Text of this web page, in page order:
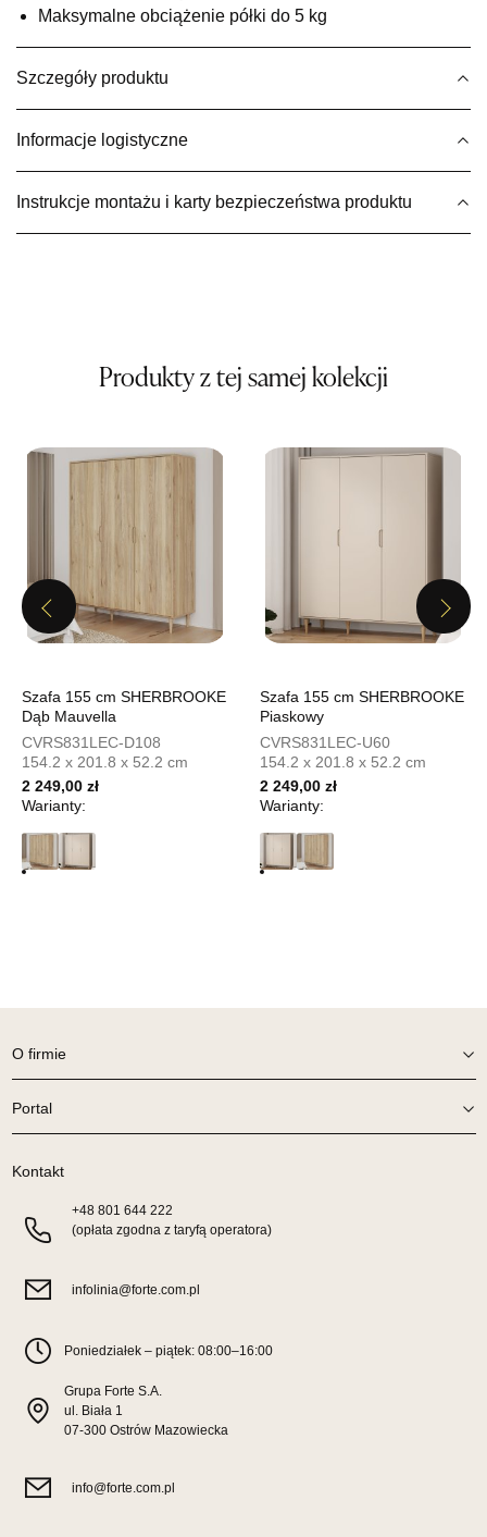
SALON MEBLOWY MEBLOSTYL
UL.PIONIERÓW 44
Adres e-mail:meblostyl01@op.pl
Salon meblowy
Nr tel.67-3873822
Adres e-mail:
orion@wphw.pl
Godziny otwarcia
1 849,00 zł
Wybierz
UL.DWORCOWA 4
83-340 SIERAKOWICE
Nr tel.603580345
Adres e-mail:
Godziny otwarcia
Pn-Pt: 08:00-18:00, Sb: 08:00-14:00
Salon meblowy
UL.SIKORSKIEGO 59
Adres e-mail:
Godziny otwarcia
Salon meblowy
64-920 PIŁA
Nr tel.67-3517335
Adres e-mail:hermes@wphw.pl
Pn-Pt: 10:00-18:00, Sb: 10:00-14:00
Maksymalne obciążenie półki do 5 kg
Szczegóły produktu
Informacje logistyczne
Instrukcje montażu i karty bezpieczeństwa produktu
Produkty z tej samej kolekcji
Previous
Szafa 155 cm SHERBROOKE
Dąb Mauvella
CVRS831LEC-D108
154.2 x 201.8 x 52.2 cm
2 249,00 zł
Warianty:
Szafa 155 cm SHERBROOKE
Piaskowy
CVRS831LEC-U60
154.2 x 201.8 x 52.2 cm
2 249,00 zł
Warianty:
Next
O firmie
Portal
Kontakt
+48 801 644 222
(opłata zgodna z taryfą operatora)
infolinia@forte.com.pl
Poniedziałek – piątek: 08:00–16:00
Grupa Forte S.A.
ul. Biała 1
07-300 Ostrów Mazowiecka
info@forte.com.pl